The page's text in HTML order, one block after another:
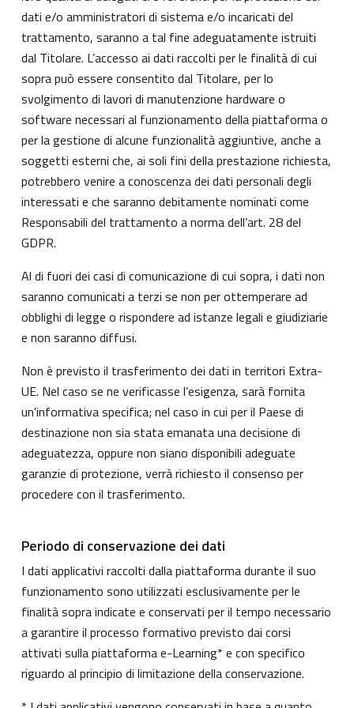
dati e/o amministratori di sistema e/o incaricati del
trattamento, saranno a tal fine adeguatamente istruiti
dal Titolare. L’accesso ai dati raccolti per le finalità di cui
sopra può essere consentito dal Titolare, per lo
svolgimento di lavori di manutenzione hardware o
software necessari al funzionamento della piattaforma o
per la gestione di alcune funzionalità aggiuntive, anche a
soggetti esterni che, ai soli fini della prestazione richiesta,
potrebbero venire a conoscenza dei dati personali degli
interessati e che saranno debitamente nominati come
Responsabili del trattamento a norma dell’art. 28 del
GDPR.
Al di fuori dei casi di comunicazione di cui sopra, i dati non
saranno comunicati a terzi se non per ottemperare ad
obblighi di legge o rispondere ad istanze legali e giudiziarie
e non saranno diffusi.
Non è previsto il trasferimento dei dati in territori Extra-
UE. Nel caso se ne verificasse l’esigenza, sarà fornita
un'informativa specifica; nel caso in cui per il Paese di
destinazione non sia stata emanata una decisione di
adeguatezza, oppure non siano disponibili adeguate
garanzie di protezione, verrà richiesto il consenso per
procedere con il trasferimento.
Periodo di conservazione dei dati
I dati applicativi raccolti dalla piattaforma durante il suo
funzionamento sono utilizzati esclusivamente per le
finalità sopra indicate e conservati per il tempo necessario
a garantire il processo formativo previsto dai corsi
attivati sulla piattaforma e-Learning* e con specifico
riguardo al principio di limitazione della conservazione.